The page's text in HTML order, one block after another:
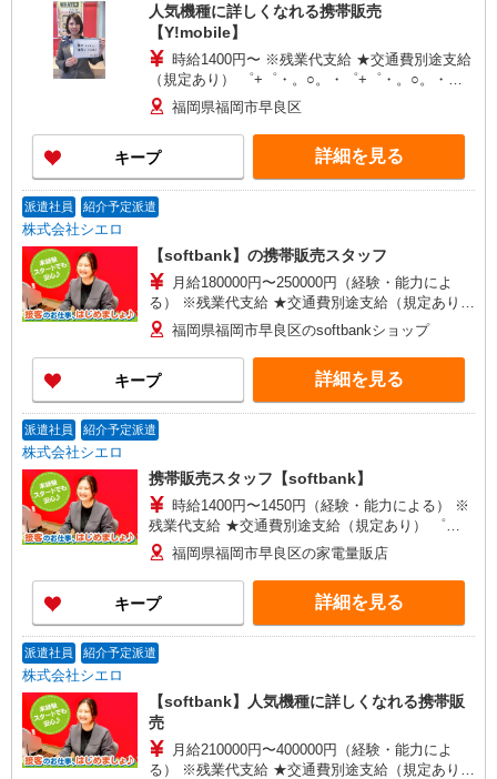
人気機種に詳しくなれる携帯販売
【Y!mobile】
時給1400円〜 ※残業代支給 ★交通費別途支給
（規定あり） ゜+゜・。○。・゜+゜・。○。・゜
+゜ 入社祝い金10万円支給(規定有) お友達を紹介
頂くと, インセンティブ支給(規定有) ★月2回払
い・週払い可能（規程有）★ ゜・。○。・゜
+゜・。○。・゜+゜
福岡県福岡市早良区
キープ 詳細を見る
派遣社員 紹介予定派遣
株式会社シエロ
【softbank】の携帯販売スタッフ
月給180000円〜250000円（経験・能力によ
る） ※残業代支給 ★交通費別途支給（規定あり）
゜+゜・。○。・゜+゜・。○。・゜+゜ 入社祝い金
10万円支給(規定有) お友達を紹介頂くと, インセン
ティブ支給(規定有) ゜・。○。・゜+゜・。
○。・゜+゜
福岡県福岡市早良区のsoftbankショップ
キープ 詳細を見る
派遣社員 紹介予定派遣
株式会社シエロ
携帯販売スタッフ【softbank】
時給1400円〜1450円（経験・能力による） ※
残業代支給 ★交通費別途支給（規定あり） ゜
+゜・。○。・゜+゜・。○。・゜+゜ 入社祝い金10
万円支給(規定有) お友達を紹介頂くと, インセンテ
ィブ支給(規定有) ★月2回払い・週払い可能（規程
有）★ ゜・。○。・゜+゜・。○。・゜+゜
福岡県福岡市早良区の家電量販店
キープ 詳細を見る
派遣社員 紹介予定派遣
株式会社シエロ
【softbank】人気機種に詳しくなれる携帯販
売
月給210000円〜400000円（経験・能力によ
る） ※残業代支給 ★交通費別途支給（規定あり）